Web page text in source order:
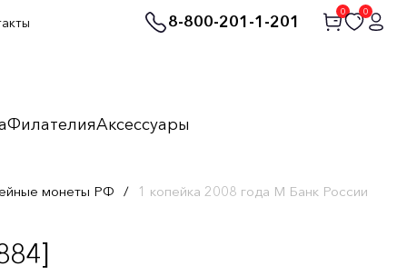
8-800-201-1-201
0 0
ФилателияАксессуары
монеты РФ / 1 копейка 2008 года M Банк России